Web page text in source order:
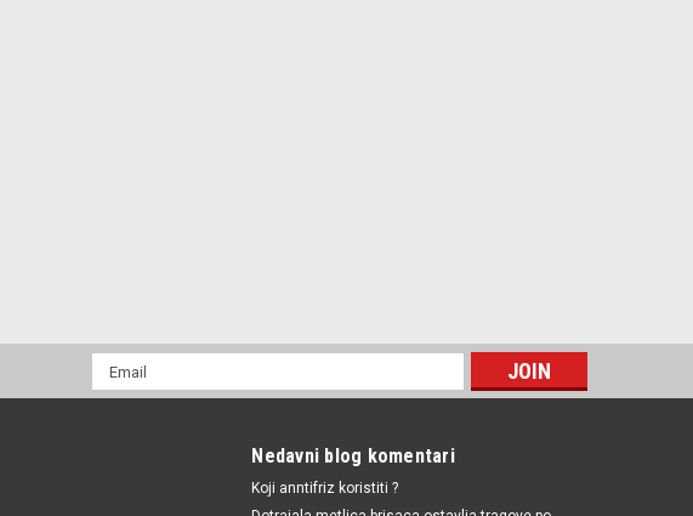
mail
Nedavni blog komentari
Koji anntifriz koristiti ?